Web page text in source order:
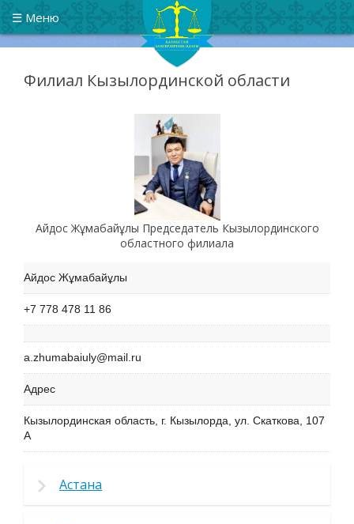
☰ Меню
Казахстанский союз юристов
Республиканское общественное объединение
Филиал Кызылординской области
Айдос Жұмабайұлы Председатель Кызылординского
областного филиала
Айдос Жұмабайұлы
+7 778 478 11 86
a.zhumabaiuly@mail.ru
Адрес
Кызылординская область, г. Кызылорда, ул. Скаткова, 107
А
Астана